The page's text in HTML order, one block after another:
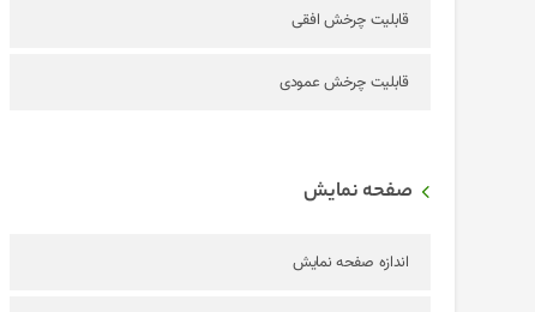
قابلیت چرخش افقی
قابلیت چرخش عمودی
صفحه نمایش
اندازه صفحه نمایش